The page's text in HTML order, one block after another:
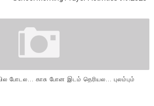
போடல... காசு போன இடம் தெரியல... புலம்பும்